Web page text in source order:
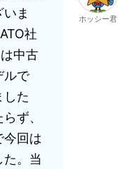
ま
社
中古
ルで
した
ず、
今回は
。当
ホッシー君